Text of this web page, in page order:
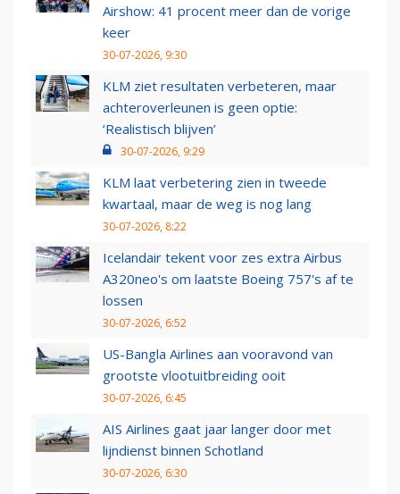
Airshow: 41 procent meer dan de vorige
keer
30-07-2026, 9:30
KLM ziet resultaten verbeteren, maar
achteroverleunen is geen optie:
‘Realistisch blijven’
30-07-2026, 9:29
KLM laat verbetering zien in tweede
kwartaal, maar de weg is nog lang
30-07-2026, 8:22
Icelandair tekent voor zes extra Airbus
A320neo's om laatste Boeing 757's af te
lossen
30-07-2026, 6:52
US-Bangla Airlines aan vooravond van
grootste vlootuitbreiding ooit
30-07-2026, 6:45
AIS Airlines gaat jaar langer door met
lijndienst binnen Schotland
30-07-2026, 6:30